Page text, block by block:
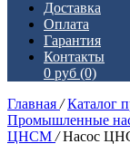
Доставка
Оплата
Гарантия
Контакты
0 руб (0)
Главная / Каталог
Промышленные
ЦНСМ / Насос